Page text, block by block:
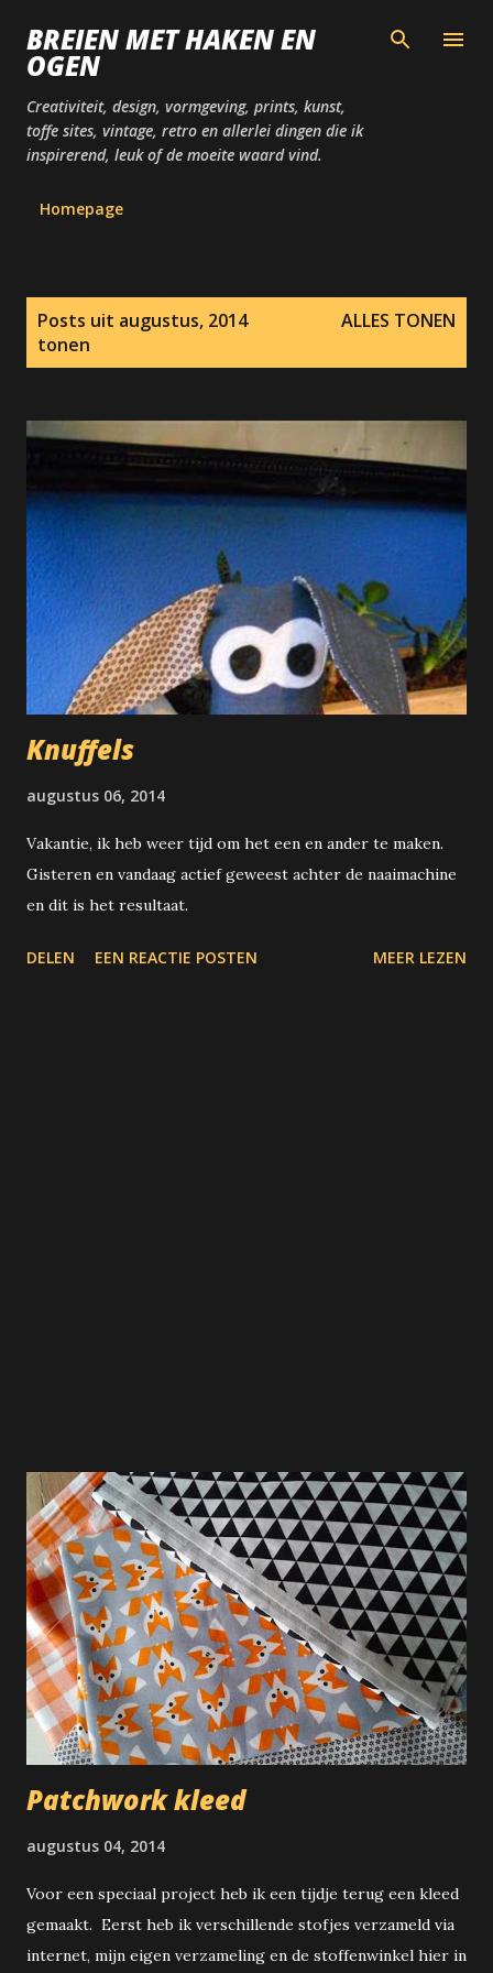
Doorgaan naar hoofdcontent
BREIEN MET HAKEN EN
OGEN
Creativiteit, design, vormgeving, prints, kunst,
toffe sites, vintage, retro en allerlei dingen die ik
inspirerend, leuk of de moeite waard vind.
Homepage
Posts uit augustus, 2014
tonen
ALLES TONEN
Knuffels
augustus 06, 2014
Vakantie, ik heb weer tijd om het een en ander te maken.
Gisteren en vandaag actief geweest achter de naaimachine
en dit is het resultaat.
DELEN EEN REACTIE POSTEN MEER LEZEN
Patchwork kleed
augustus 04, 2014
Voor een speciaal project heb ik een tijdje terug een kleed
gemaakt. Eerst heb ik verschillende stofjes verzameld via
internet, mijn eigen verzameling en de stoffenwinkel hier in